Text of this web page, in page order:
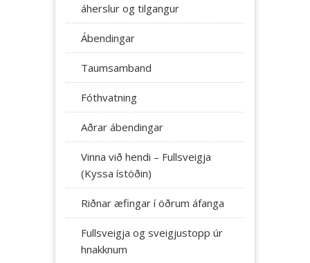
áherslur og tilgangur
Ábendingar
Taumsamband
Fóthvatning
Aðrar ábendingar
Vinna við hendi – Fullsveigja
(Kyssa ístöðin)
Riðnar æfingar í öðrum áfanga
Fullsveigja og sveigjustopp úr
hnakknum